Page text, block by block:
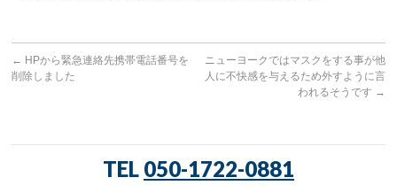
← HPから緊急連絡先携帯電話番号を
削除しました
ニューヨークではマスクをする事が他
人に不快感を与えるため外すように言
われるそうです →
TEL 050-1722-0881